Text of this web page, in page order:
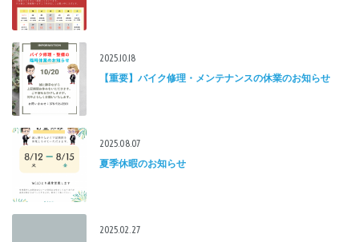
2025.10.18
【重要】バイク修理・メンテナンスの休業のお知らせ
2025.08.07
夏季休暇のお知らせ
2025.02.27